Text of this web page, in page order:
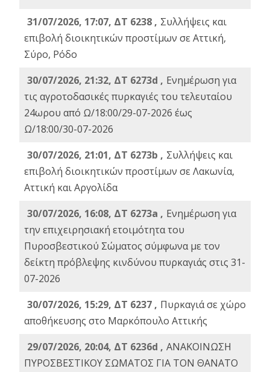
31/07/2026, 17:07, ΔΤ 6238 , Συλλήψεις και
επιβολή διοικητικών προστίμων σε Αττική,
Σύρο, Ρόδο
30/07/2026, 21:32, ΔΤ 6273d , Ενημέρωση για
τις αγροτοδασικές πυρκαγιές του τελευταίου
24ωρου από Ω/18:00/29-07-2026 έως
Ω/18:00/30-07-2026
30/07/2026, 21:01, ΔΤ 6273b , Συλλήψεις και
επιβολή διοικητικών προστίμων σε Λακωνία,
Αττική και Αργολίδα
30/07/2026, 16:08, ΔΤ 6273a , Ενημέρωση για
την επιχειρησιακή ετοιμότητα του
Πυροσβεστικού Σώματος σύμφωνα με τον
δείκτη πρόβλεψης κινδύνου πυρκαγιάς στις 31-
07-2026
30/07/2026, 15:29, ΔΤ 6237 , Πυρκαγιά σε χώρο
αποθήκευσης στο Μαρκόπουλο Αττικής
29/07/2026, 20:04, ΔΤ 6236d , ΑΝΑΚΟΙΝΩΣΗ
ΠΥΡΟΣΒΕΣΤΙΚΟΥ ΣΩΜΑΤΟΣ ΓΙΑ ΤΟΝ ΘΑΝΑΤΟ